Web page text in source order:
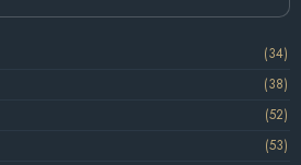
(34)
(38)
(52)
(53)